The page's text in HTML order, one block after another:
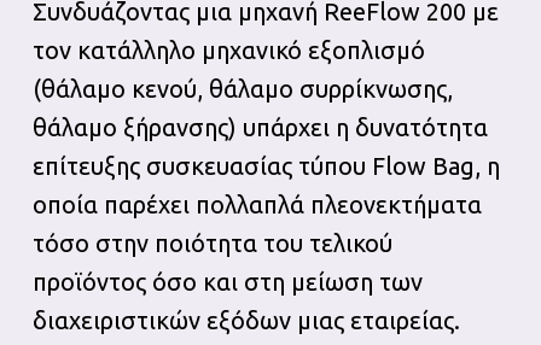
Συνδυάζοντας μια μηχανή ReeFlow 200 με
τον κατάλληλο μηχανικό εξοπλισμό
(θάλαμο κενού, θάλαμο συρρίκνωσης,
θάλαμο ξήρανσης) υπάρχει η δυνατότητα
επίτευξης συσκευασίας τύπου Flow Bag, η
οποία παρέχει πολλαπλά πλεονεκτήματα
τόσο στην ποιότητα του τελικού
προϊόντος όσο και στη μείωση των
διαχειριστικών εξόδων μιας εταιρείας.